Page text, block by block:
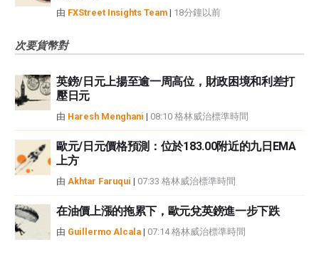
由 FXStreet Insights Team | 18分鐘以前
次要貨幣對
英鎊/日元上揚至逾一周高位，財政困境和利差打
壓日元
由 Haresh Menghani | 08:10 格林威治標準時間
歐元/日元價格預測：位於183.00附近的九日EMA
上方
由 Akhtar Faruqui | 07:33 格林威治標準時間
在油價上漲的拖累下，歐元兌英鎊進一步下跌
由 Guillermo Alcala | 07:14 格林威治標準時間